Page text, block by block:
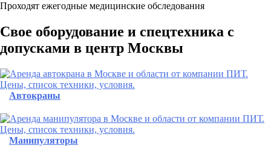
Проходят ежегодные медицинские обследования
Свое об орудование и спецтехника с
допусками в центр Москвы
Автокраны
Манипуляторы